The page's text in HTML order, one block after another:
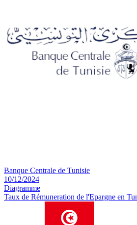
Banque Centrale de Tunisie
10/12/2024
Diagramme
Taux de Rémuneration de l'Epargne en